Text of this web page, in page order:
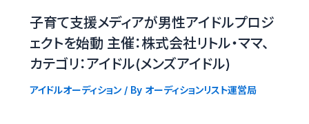
子育て支援メディアが男性アイドルプロジ
ェクトを始動 主催：株式会社リトル・ママ、
カテゴリ：アイドル(メンズアイドル)
アイドルオーディション/ By オーディションリスト運営局